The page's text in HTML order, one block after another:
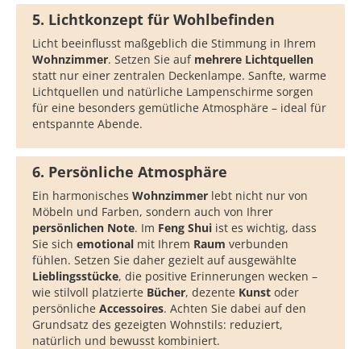
5. Lichtkonzept für Wohlbefinden
Licht beeinflusst maßgeblich die Stimmung in Ihrem
Wohnzimmer. Setzen Sie auf mehrere Lichtquellen
statt nur einer zentralen Deckenlampe. Sanfte, warme
Lichtquellen und natürliche Lampenschirme sorgen
für eine besonders gemütliche Atmosphäre – ideal für
entspannte Abende.
6. Persönliche Atmosphäre
Ein harmonisches Wohnzimmer lebt nicht nur von
Möbeln und Farben, sondern auch von Ihrer
persönlichen Note. Im Feng Shui ist es wichtig, dass
Sie sich emotional mit Ihrem Raum verbunden
fühlen. Setzen Sie daher gezielt auf ausgewählte
Lieblingsstücke, die positive Erinnerungen wecken –
wie stilvoll platzierte Bücher, dezente Kunst oder
persönliche Accessoires. Achten Sie dabei auf den
Grundsatz des gezeigten Wohnstils: reduziert,
natürlich und bewusst kombiniert.